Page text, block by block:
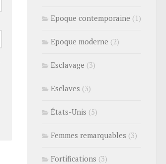
Epoque contemporaine (1)
Epoque moderne (2)
Esclavage (3)
Esclaves (3)
États-Unis (5)
Femmes remarquables (3)
Fortifications (3)